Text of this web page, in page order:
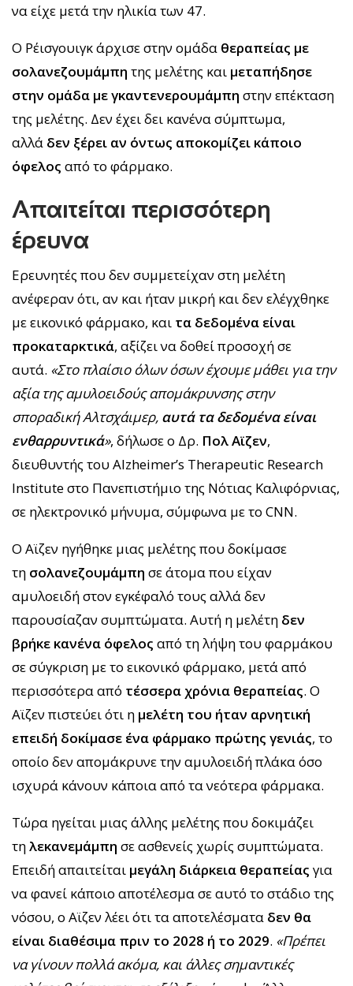
να είχε μετά την ηλικία των 47.
Ο Ρέισγουιγκ άρχισε στην ομάδα θεραπείας με
σολανεζουμάμπη της μελέτης και μεταπήδησε
στην ομάδα με γκαντενερουμάμπη στην επέκταση
της μελέτης. Δεν έχει δει κανένα σύμπτωμα,
αλλά δεν ξέρει αν όντως αποκομίζει κάποιο
όφελος από το φάρμακο.
Απαιτείται περισσότερη
έρευνα
Ερευνητές που δεν συμμετείχαν στη μελέτη
ανέφεραν ότι, αν και ήταν μικρή και δεν ελέγχθηκε
με εικονικό φάρμακο, και τα δεδομένα είναι
προκαταρκτικά, αξίζει να δοθεί προσοχή σε
αυτά. «Στο πλαίσιο όλων όσων έχουμε μάθει για την
αξία της αμυλοειδούς απομάκρυνσης στην
σποραδική Αλτσχάιμερ, αυτά τα δεδομένα είναι
ενθαρρυντικά», δήλωσε ο Δρ. Πολ Αϊζεν,
διευθυντής του Alzheimer’s Therapeutic Research
Institute στο Πανεπιστήμιο της Νότιας Καλιφόρνιας,
σε ηλεκτρονικό μήνυμα, σύμφωνα με το CNN.
Ο Αϊζεν ηγήθηκε μιας μελέτης που δοκίμασε
τη σολανεζουμάμπη σε άτομα που είχαν
αμυλοειδή στον εγκέφαλό τους αλλά δεν
παρουσίαζαν συμπτώματα. Αυτή η μελέτη δεν
βρήκε κανένα όφελος από τη λήψη του φαρμάκου
σε σύγκριση με το εικονικό φάρμακο, μετά από
περισσότερα από τέσσερα χρόνια θεραπείας. Ο
Αϊζεν πιστεύει ότι η μελέτη του ήταν αρνητική
επειδή δοκίμασε ένα φάρμακο πρώτης γενιάς, το
οποίο δεν απομάκρυνε την αμυλοειδή πλάκα όσο
ισχυρά κάνουν κάποια από τα νεότερα φάρμακα.
Τώρα ηγείται μιας άλλης μελέτης που δοκιμάζει
τηλεκανεμάμπη σε ασθενείς χωρίς συμπτώματα.
Επειδή απαιτείται μεγάλη διάρκεια θεραπείας για
να φανεί κάποιο αποτέλεσμα σε αυτό το στάδιο της
νόσου, ο Αϊζεν λέει ότι τα αποτελέσματα δεν θα
είναι διαθέσιμα πριν το 2028 ή το 2029. «Πρέπει
να γίνουν πολλά ακόμα, και άλλες σημαντικές